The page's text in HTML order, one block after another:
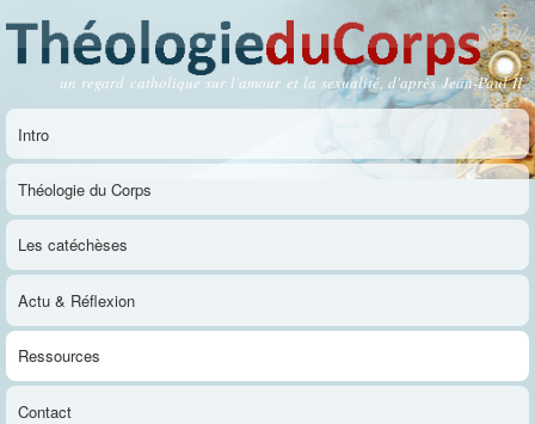
contenu
principal
Théologie du Corps
un regard catholique sur l'amour et la sexualité, d'après Jean-Paul II
Menu principal
Intro
Théologie du Corps
Les catéchèses
Actu & Réflexion
Ressources
Contact